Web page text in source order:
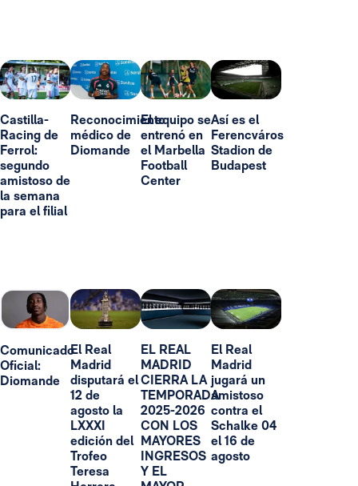
Castilla-
Racing de
Ferrol:
segundo
amistoso de
la semana
para el filial
Reconocimiento
médico de
Diomande
El equipo se
entrenó en
el Marbella
Football
Center
Así es el
Ferencváros
Stadion de
Budapest
Comunicado
Oficial:
Diomande
El Real
Madrid
disputará el
12 de
agosto la
LXXXI
edición del
Trofeo
Teresa
EL REAL
MADRID
CIERRA LA
TEMPORADA
2025-2026
CON LOS
MAYORES
INGRESOS
Y EL
El Real
Madrid
jugará un
amistoso
contra el
Schalke 04
el 16 de
agosto